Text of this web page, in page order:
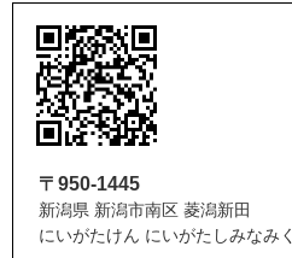
〒950-1445
新潟県 新潟市南区 菱潟新田
にいがたけん にいがたしみなみ